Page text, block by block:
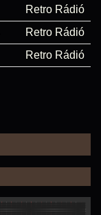
Retro Rádió
Retro Rádió
Retro Rádió